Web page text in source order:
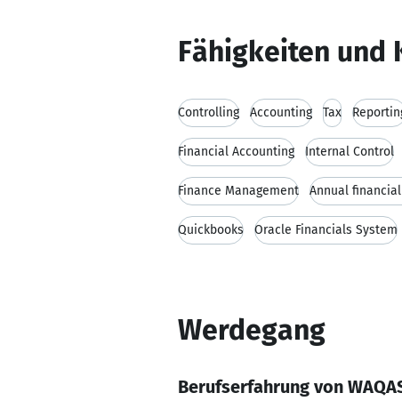
Fähigkeiten und
Controlling Accounting Tax
Financial Accounting Internal Control
Finance Management Annual
Quickbooks Oracle Financials System
Werdegang
Berufserfahrung von